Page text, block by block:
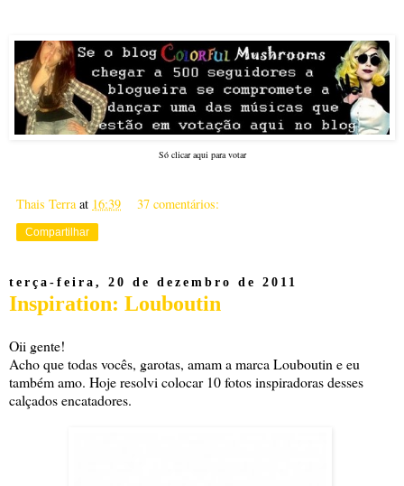
Só clicar aqui para votar
Thais Terra at 16:39 37 comentários:
Compartilhar
terça-feira, 20 de dezembro de 2011
Inspiration: Louboutin
Oii gente!
Acho que todas vocês, garotas, amam a marca Louboutin e eu
também amo. Hoje resolvi colocar 10 fotos inspiradoras desses
calçados encatadores.